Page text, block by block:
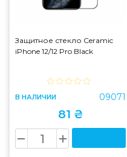
Защитное стекло Ceramic
iPhone 12/12 Pro Black
В НАЛИЧИИ 09071
81 ₴